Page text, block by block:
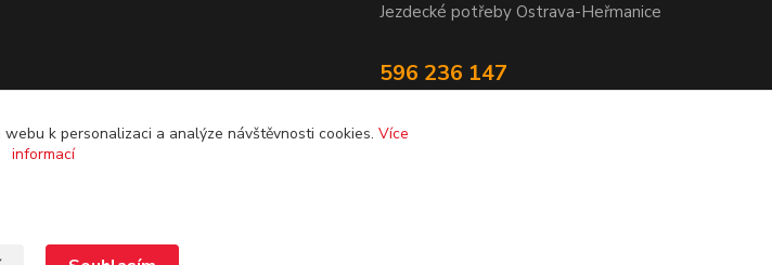
Jezdecké potřeby Ostrava-Heřmanice
596 236 147
k personalizaci a analýze návštěvnosti cookies. Více
informací